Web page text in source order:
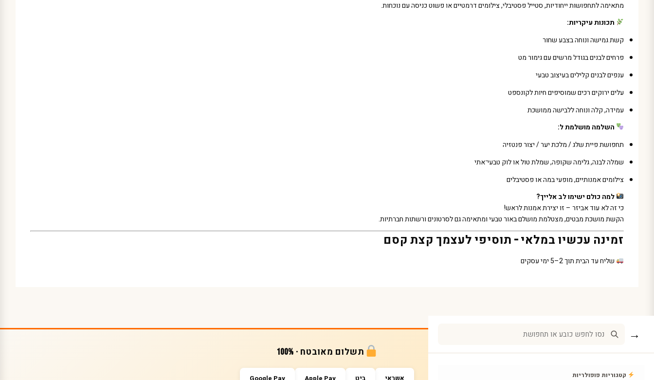
מתאימה לתחפושות ייחודיות, סטייל פסטיבלי, צילומים דרמטיים או פשוט כניסה עם נוכחות.
תכונות עיקריות:
קשת גמישה ונוחה בצבע שחור
פרחים לבנים בגודל מרשים עם גימור מט
ענפים לבנים קלילים בעיצוב טבעי
עלים ירוקים רכים שמוסיפים חיות לקונספט
עמידה, קלה ונוחה ללבישה ממושכת
השלמה מושלמת ל:
תחפושת פיית שלג / מלכת יער / יצור פנטזיה
שמלה לבנה, גלימה שקופה, שמלת טול או לוק טבעי־אתי
צילומים אמנותיים, מופעי במה או פסטיבלים
למה כולם ישימו לב אלייך?
כי זה לא עוד אביזר – זו יצירת אמנות לראש!
הקשת מושכת מבטים, מצטלמת מושלם באור טבעי ומתאימה גם לסרטונים ורשתות חברתיות.
זמינה עכשיו במלאי – תוסיפי לעצמך קצת קסם
שליח עד הבית תוך 2–5 ימי עסקים
תשלום מאובטח · 100%
→
קטגוריות פופולריות